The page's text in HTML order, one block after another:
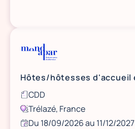
CDD
Trélazé, France
Du 18/09/2026 au 11/12/2027